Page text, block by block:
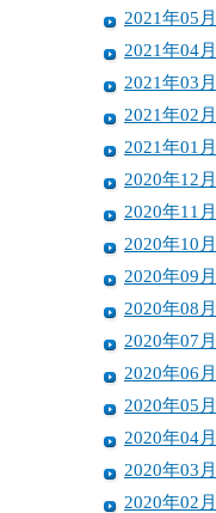
2021年05月
2021年04月
2021年03月
2021年02月
2021年01月
2020年12月
2020年11月
2020年10月
2020年09月
2020年08月
2020年07月
2020年06月
2020年05月
2020年04月
2020年03月
2020年02月